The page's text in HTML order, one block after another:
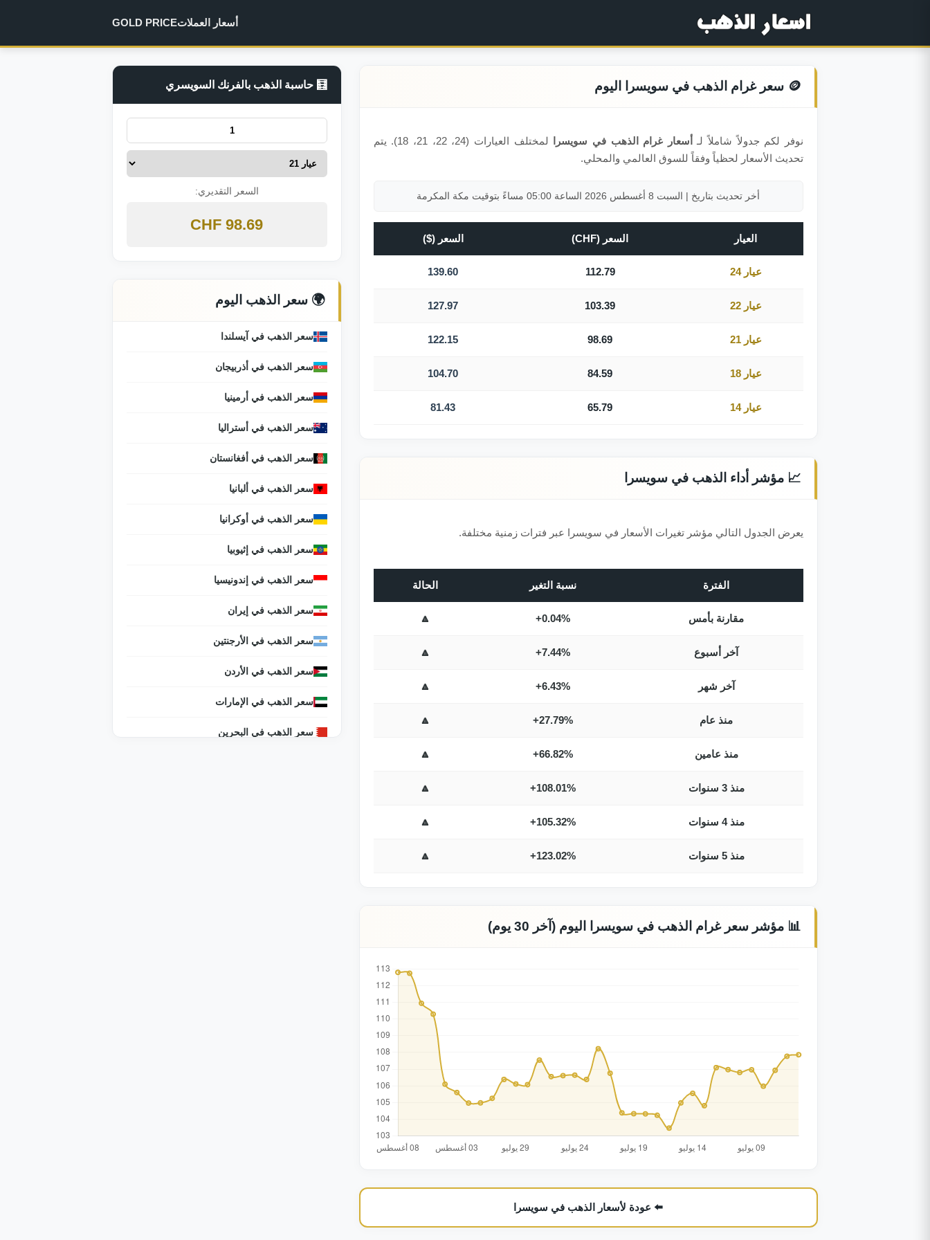
أسعار العملاتGOLD PRICE
🪙 سعر غرام الذهب في سويسرا اليوم
نوفر لكم جدولاً شاملاً لـ أسعار غرام الذهب في سويسرا
لمختلف العيارات (24، 22، 21، 18). يتم
تحديث الأسعار لحظياً وفقاً للسوق العالمي والمحلي.
أخر تحديث بتاريخ | السبت 8 أغسطس 2026 الساعة 05:00 مساءً بتوقيت مكة المكرمة
العيار السعر (CHF) السعر ($)
عيار 24 112.79
139.60
عيار 22 103.39
127.97
عيار 21 98.69
122.15
عيار 18 84.59
104.70
عيار 14 65.79
81.43
📈 مؤشر أداء الذهب في سويسرا
يعرض الجدول التالي مؤشر تغيرات الأسعار في سويسرا عبر فترات زمنية مختلفة.
الفترة نسبة التغير الحالة
مقارنة بأمس +0.04%
🔼
آخر أسبوع +7.44%
🔼
آخر شهر +6.43%
🔼
منذ عام +27.79%
🔼
منذ عامين +66.82%
🔼
منذ 3 سنوات +108.01%
🔼
منذ 4 سنوات +105.32%
🔼
منذ 5 سنوات +123.02%
🔼
📊 مؤشر سعر غرام الذهب في سويسرا اليوم (آخر 30 يوم)
⬅️ عودة لأسعار الذهب في سويسرا
🧮 حاسبة الذهب بالفرنك السويسري
السعر التقديري:
98.69 CHF
🌍 سعر الذهب اليوم
سعر الذهب في آيسلندا
سعر الذهب في أذربيجان
سعر الذهب في أرمينيا
سعر الذهب في أستراليا
سعر الذهب في أفغانستان
سعر الذهب في ألبانيا
سعر الذهب في أوكرانيا
سعر الذهب في إثيوبيا
سعر الذهب في إندونيسيا
سعر الذهب في إيران
سعر الذهب في الأرجنتين
سعر الذهب في الأردن
سعر الذهب في الإمارات
سعر الذهب في البحرين